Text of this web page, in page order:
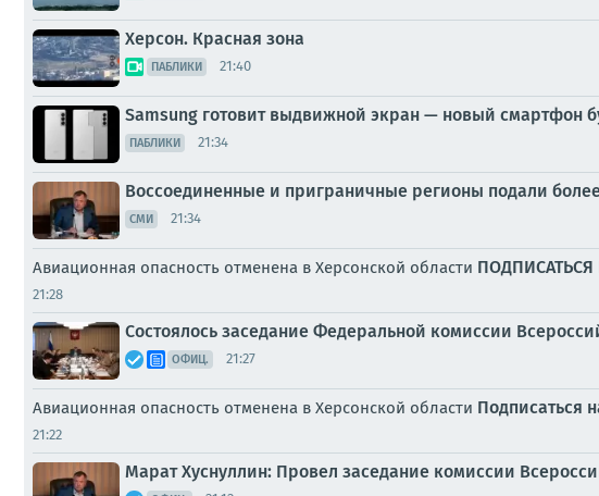
Херсон. Красная зона
ПАБЛИКИ 21:40
Samsung готовит выдвижной экран — новый смартфон
ПАБЛИКИ 21:34
Воссоединенные и приграничные регионы подали
СМИ 21:34
Авиационная опасность отменена в Херсонской области
21:28
Состоялось заседание Федеральной комиссии
ОФИЦ. 21:27
Авиационная опасность отменена в Херсонской области Подписаться
21:22
Марат Хуснуллин: Провел заседание комиссии